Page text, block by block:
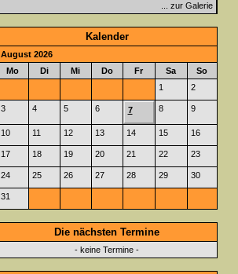
... zur Galerie
Kalender
August 2026
Mo
Di Mi Do Fr Sa
So
1
2
3 4 5 6 7 8 9
10 11 12 13 14 15 16
17 18 19 20 21 22 23
24 25 26 27 28 29 30
31
Die nächsten Termine
- keine Termine -